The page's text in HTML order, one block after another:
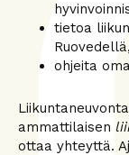
tietoa
Ruovedellä,
ohjeita
ammattilaisen
ottaa yhteyttä.